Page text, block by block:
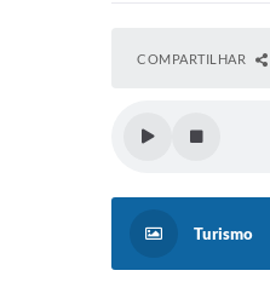
COMPARTILHAR
Turismo